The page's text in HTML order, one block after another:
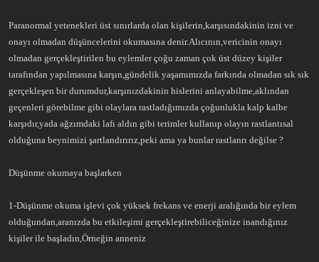
n
i
Paranormal yetenekleri üst sınırlarda olan kişilerin,karşısındakinin izni ve
onayı olmadan düşüncelerini okumasına denir.Alıcının,vericinin onayı
olmadan gerçekleştirilen bu eylemler çoğu zaman çok üst düzey kişiler
tarafından yapılmasına karşın,gündelik yaşamımızda farkında olmadan sık sık
gerçekleşen bir durumdur,karşınızdakinin hislerini anlayabilme,aklından
geçenleri görebilme gibi olaylara rastladığımızda çoğunlukla kalp kalbe
karşıdır,yada ağzımdaki lafı aldın gibi terimler kullanıp olayın rastlantısal
olduğuna beynimizi şartlandırırız,peki ama ya bunlar rastlanrı değilse ?
Düşünme okumaya başlarken
1-Düşünme okuma işlevi çok yüksek frekans ve enerji aralığında bir eylem
olduğundan,aranızda bu etkileşimi gerçekleştirebiliceğinize inandığınız
kişiler ile başladın,Örneğin anneniz